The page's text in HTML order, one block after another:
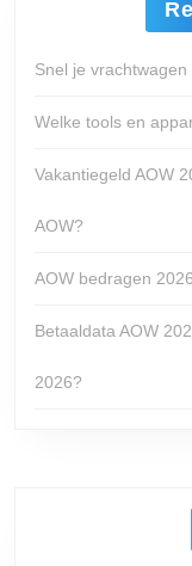
Snel je
Welke tools en
Vakantiegeld AOW
AOW?
AOW bedragen
Betaaldata AOW
2026?